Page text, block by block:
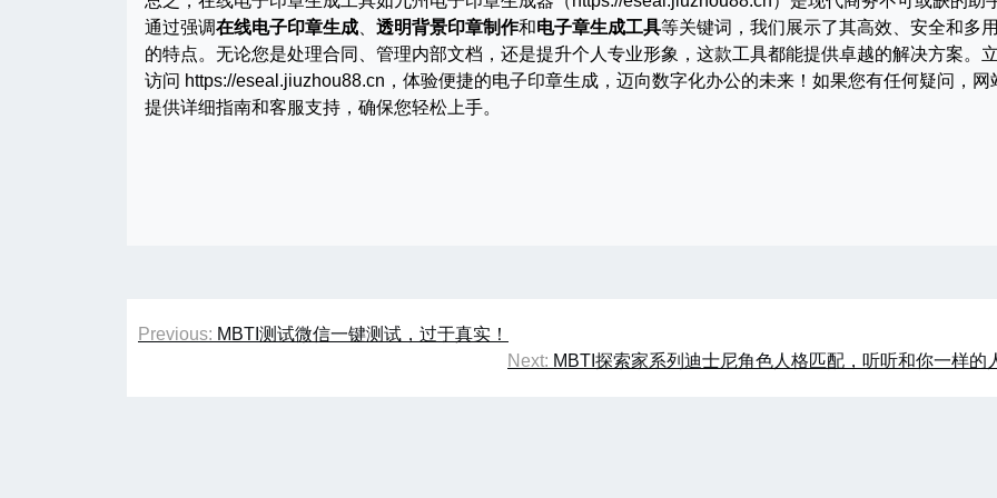
通过强调在线电子印章生成 透明背景印章制作和电子章生成工具等关键词，我们展示了其高效、安全和多
的特点。无论您是处理合同、管理内部文档，还是提升个人专业形象，这款工具都能提供卓越的解决方案。
访问 https://eseal.jiuzhou88.cn，体验便捷的电子印章生成，迈向数字化办公的未来！如果您有任何疑问，网
提供详细指南和客服支持，确保您轻松上手。
文
Previous: MBTI测试微信一键测试，过于真实！
Next: MBTI探索家系列迪士尼角色人格匹配，听听和你一样的